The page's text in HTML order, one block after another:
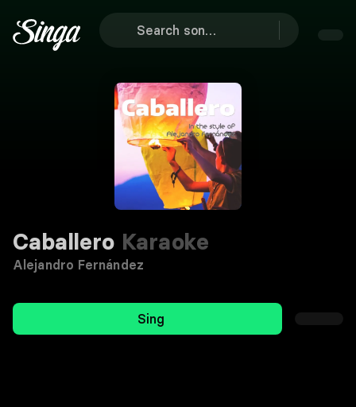
Caballero Karaoke
Alejandro Fernández
Sing